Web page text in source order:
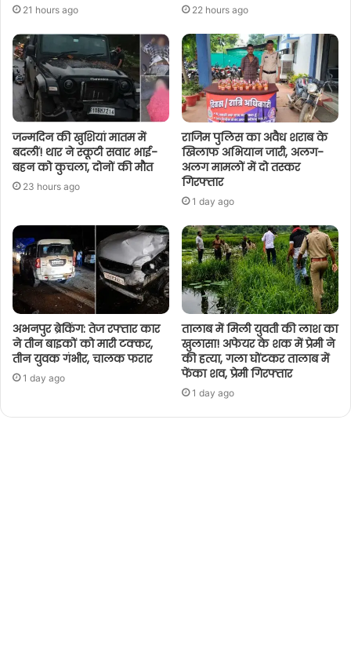
21 hours ago 22 hours ago
जन्मदिन की खुशियां मातम में
बदलीं! थार ने स्कूटी सवार भाई-
बहन को कुचला, दोनों की मौत
23 hours ago
राजिम पुलिस का अवैध शराब के
खिलाफ अभियान जारी, अलग-
अलग मामलों में दो तस्कर
गिरफ्तार
1 day ago
अभनपुर ब्रेकिंग: तेज रफ्तार कार
ने तीन बाइकों को मारी टक्कर,
तीन युवक गंभीर, चालक फरार
1 day ago
तालाब में मिली युवती की लाश का
खुलासा! अफेयर के शक में प्रेमी ने
की हत्या, गला घोंटकर तालाब में
फेंका शव, प्रेमी गिरफ्तार
1 day ago